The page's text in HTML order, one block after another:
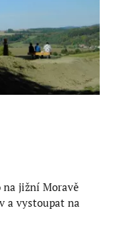
na jižní Moravě
a vystoupat na